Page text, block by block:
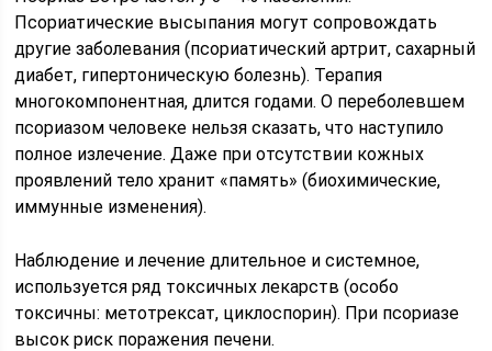
Псориатические высыпания могут сопровождать
другие заболевания (псориатический артрит, сахарный
диабет, гипертоническую болезнь). Терапия
многокомпонентная, длится годами. О переболевшем
псориазом человеке нельзя сказать, что наступило
полное излечение. Даже при отсутствии кожных
проявлений тело хранит «память» (биохимические,
иммунные изменения).
Наблюдение и лечение длительное и системное,
используется ряд токсичных лекарств (особо
токсичны: метотрексат, циклоспорин). При псориазе
высок риск поражения печени.